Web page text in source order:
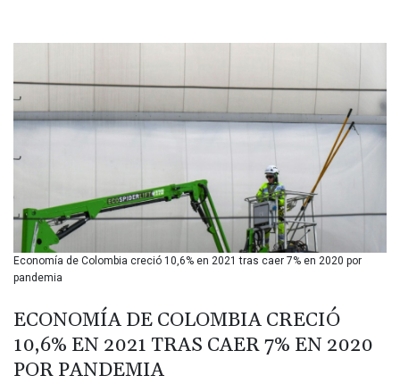
BIF 2979.505838
BMD 1
BND 1.280355
BOB 12.127059
BRL 5.121102
BSD 0.998525
BTN 94.928527
BWP 13.540594
BYN 2.95324
CAD 1.401165
2261.000163
Economía de Colombia creció 10,6% en 2021 tras caer 7% en 2020 por
pandemia
ECONOMÍA DE COLOMBIA CRECIÓ
10,6% EN 2021 TRAS CAER 7% EN 2020
POR PANDEMIA